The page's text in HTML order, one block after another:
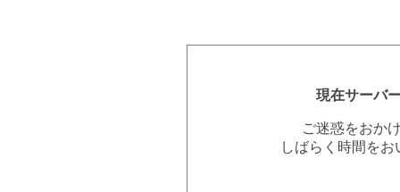
現在サーバ
ご迷惑をおか
しばらく時間を